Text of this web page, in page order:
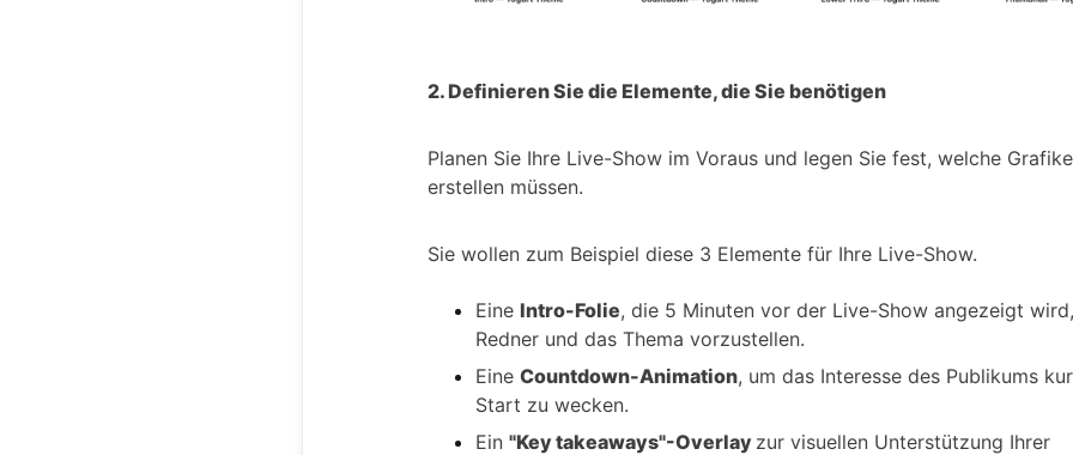
2. Definieren Sie die Elemente, die Sie benötigen
Planen Sie Ihre Live-Show im Voraus und legen Sie fest, welche
erstellen müssen.
Sie wollen zum Beispiel diese 3 Elemente für Ihre Live-Show.
Eine Intro-Folie, die 5 Minuten vor der Live-Show angezeigt
Redner und das Thema vorzustellen.
Eine Countdown-Animation, um das Interesse des Publikums
Start zu wecken.
Ein "Key takeaways"-Overlay zur visuellen Unterstützung Ihrer